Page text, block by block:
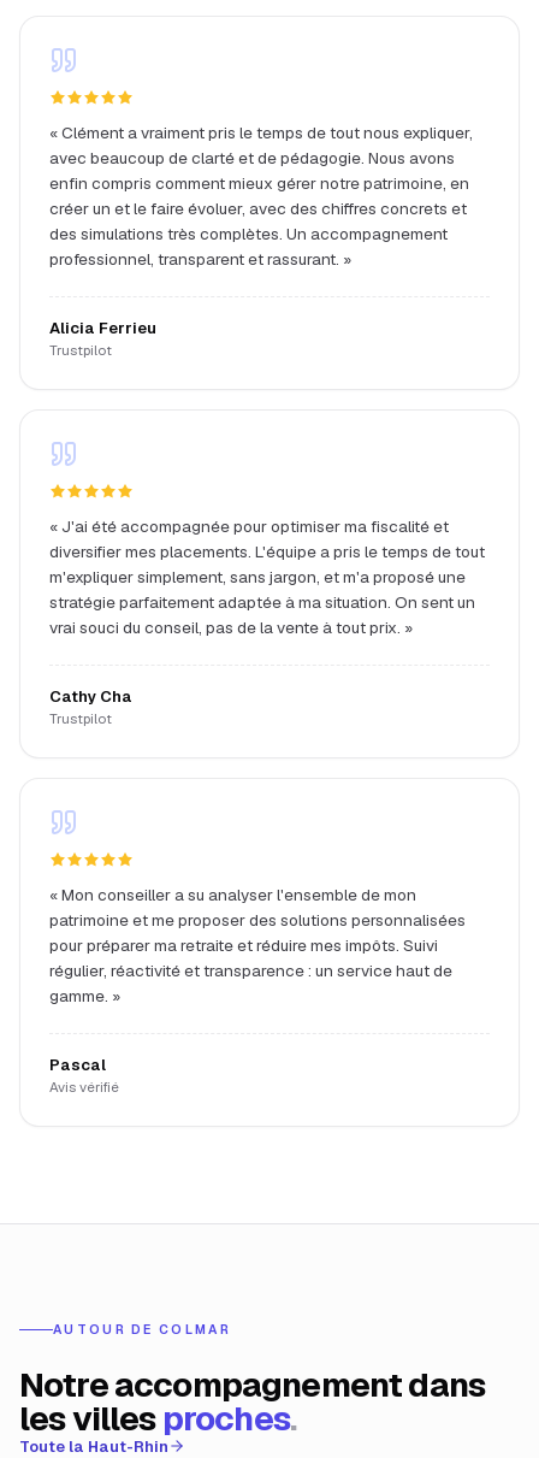
«Clément a vraiment pris le temps de tout nous expliquer,
avec beaucoup de clarté et de pédagogie. Nous avons
enfin compris comment mieux gérer notre patrimoine, en
créer un et le faire évoluer, avec des chiffres concrets et
des simulations très complètes. Un accompagnement
professionnel, transparent et rassurant. »
Alicia Ferrieu
Trustpilot
« J'ai été accompagnée pour optimiser ma fiscalité et
diversifier mes placements. L'équipe a pris le temps de tout
m'expliquer simplement, sans jargon, et m'a proposé une
stratégie parfaitement adaptée à ma situation. On sent un
vrai souci du conseil, pas de la vente à tout prix. »
Cathy Cha
Trustpilot
«Mon conseiller a su analyser l'ensemble de mon
patrimoine et me proposer des solutions personnalisées
pour préparer ma retraite et réduire mes impôts. Suivi
régulier, réactivité et transparence : un service haut de
gamme. »
Pascal
Avis vérifié
AUTOUR DECOLMAR
Notre accompagnement dans
les villes proches.
Toute la Haut-Rhin